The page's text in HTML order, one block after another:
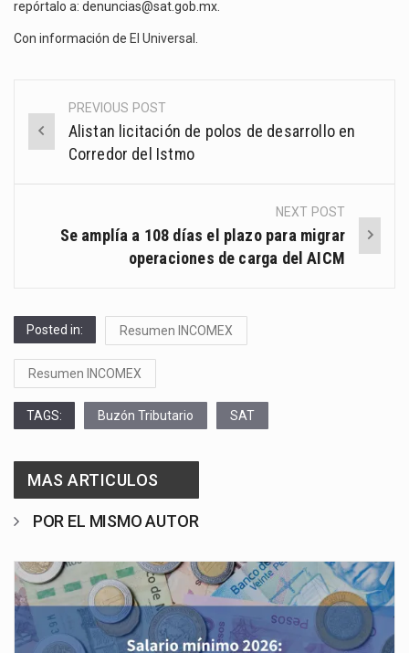
repórtalo a: denuncias@sat.gob.mx.
Con información de El Universal
Post
navigation
PREVIOUS POST
Alistan licitación de polos de desarrollo en
Corredor del Istmo
NEXT POST
Se amplía a 108 días el plazo para migrar
operaciones de carga del AICM
Posted in: Resumen INCOMEX
Resumen INCOMEX
TAGS: Buzón Tributario SAT
MAS ARTICULOS
POR EL MISMO AUTOR